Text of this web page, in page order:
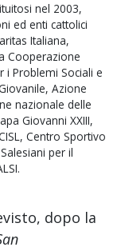
nel 2003,
ed enti cattolici
Italiana,
Cooperazione
i Problemi Sociali e
Azione
nazionale delle
Giovanni XXIII,
Centro Sportivo
per il
dopo la